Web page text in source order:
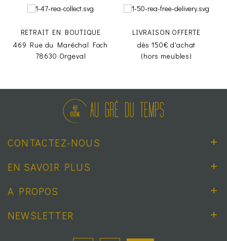
RETRAIT EN BOUTIQUE
469 Rue du Maréchal Foch
78630 Orgeval
LIVRAISON OFFERTE
dès 150€ d'achat
(hors meubles)
CONTACTEZ-NOUS
EN SAVOIR PLUS
A PROPOS
NEWSLETTER